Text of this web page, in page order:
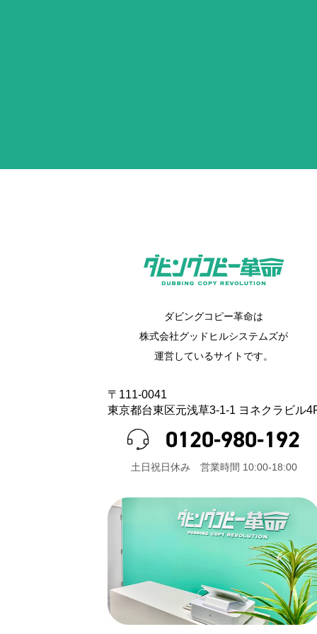
ダビングコピー革命は
株式会社グッドヒルシステムズが
運営しているサイトです。
〒111-0041
東京都台東区元浅草3-1-1 ヨネクラビル
0120-980-192
⼟⽇祝⽇休み 営業時間 10:00-18:00